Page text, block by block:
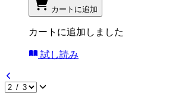
カートに追加
カートに追加しました
試し読み